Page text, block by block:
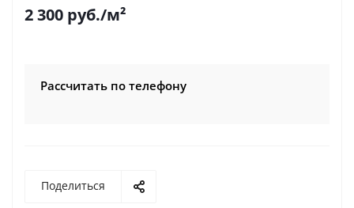
2 300 руб./м²
Рассчитать по телефону
Поделиться